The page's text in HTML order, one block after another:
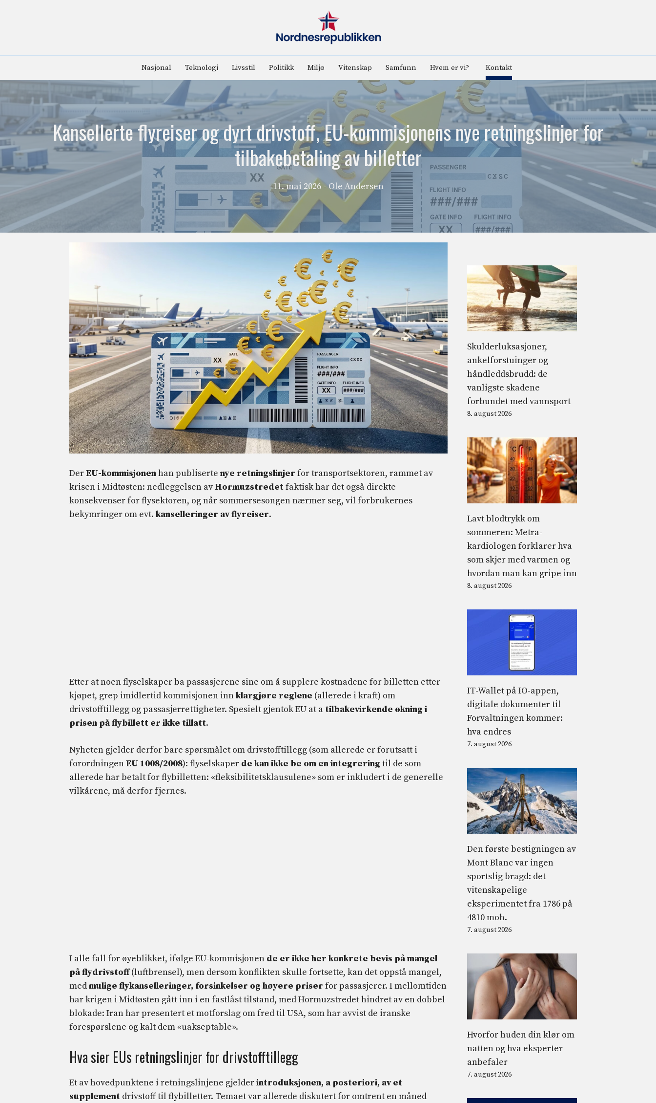
Nasjonal Teknologi Livsstil Politikk Miljø Vitenskap Samfunn Hvem er vi? Kontakt
Kansellerte flyreiser og dyrt drivstoff, EU-kommisjonens nye retningslinjer for
tilbakebetaling av billetter
11. mai 2026 - Ole Andersen
DerEU-kommisjonenhan publiserte nye retningslinjer for transportsektoren, rammet av
krisen i Midtøsten: nedleggelsen av Hormuzstredetfaktisk har det også direkte
konsekvenser for flysektoren, og når sommersesongen nærmer seg, vil forbrukernes
bekymringer om evt. kanselleringer avflyreiser.
Etter at noen flyselskaper ba passasjerene sine om å supplere kostnadene for billetten etter
kjøpet, grep imidlertid kommisjonen innklargjøre reglene (allerede i kraft) om
drivstofftillegg og passasjerrettigheter. Spesielt gjentok EU at a tilbakevirkende økning i
prisen på flybillett er ikke tillatt.
Nyheten gjelder derfor bare spørsmålet om drivstofftillegg (som allerede er forutsatt i
forordningenEU 1008/2008): flyselskaper de kan ikke be om en integrering til de som
allerede har betalt for flybilletten: «fleksibilitetsklausulene» som er inkludert i de generelle
vilkårene, må derfor fjernes.
I alle fall for øyeblikket, ifølge EU-kommisjonen de er ikke her konkrete bevis på mangel
på flydrivstoff(luftbrensel), men dersom konflikten skulle fortsette, kan det oppstå mangel,
medmulige flykanselleringer, forsinkelser og høyere priser for passasjerer. I mellomtiden
har krigen i Midtøsten gått inn i en fastlåst tilstand, med Hormuzstredet hindret av en dobbel
blokade: Iran har presentert et motforslag om fred til USA, som har avvist de iranske
forespørslene og kalt dem «uakseptable».
Hva sier EUs retningslinjer for drivstofftillegg
Et av hovedpunktene i retningslinjene gjelderintroduksjonen, a posteriori, av et
supplement drivstoff til flybilletter. Temaet var allerede diskutert for omtrent en måned
Skulderluksasjoner,
ankelforstuinger og
håndleddsbrudd: de
vanligste skadene
forbundet med vannsport
8. august 2026
Lavt blodtrykk om
sommeren: Metra-
kardiologen forklarer hva
som skjer med varmen og
hvordan man kan gripe inn
8. august 2026
IT-Wallet på IO-appen,
digitale dokumenter til
Forvaltningen kommer:
hva endres
7. august 2026
Den første bestigningen av
Mont Blanc var ingen
sportslig bragd: det
vitenskapelige
eksperimentet fra 1786 på
4810 moh.
7. august 2026
Hvorfor huden din klør om
natten og hva eksperter
anbefaler
7. august 2026